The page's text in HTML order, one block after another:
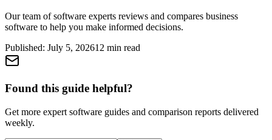
Our team of software experts reviews and compares business
software to help you make informed decisions.
Published: July 5, 202612 min read
Found this guide helpful?
Get more expert software guides and comparison reports delivered
weekly.